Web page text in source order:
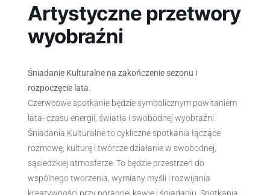
Artystyczne przetwory
wyobraźni
Śniadanie Kulturalne na zakończenie sezonu i
rozpoczęcie lata.
Czerwcowe spotkanie będzie symbolicznym powitaniem
lata- czasu energii, światła i swobodnej wyobraźni.
Śniadania Kulturalne to cykliczne spotkania łączące
rozmowę, kulturę i twórcze działanie w swobodnej,
sąsiedzkiej atmosferze. To będzie przestrzeń do
wspólnego tworzenia, wymiany myśli i rozwijania
kreatywności przy porannej kawie i śniadaniu. Spotkania